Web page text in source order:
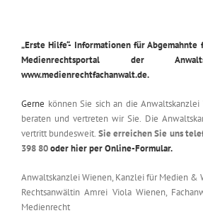
„Erste Hilfe“- Informationen für
Medienrechtsportal der
www.medienrechtfachanwalt.de.
Gerne können Sie sich an die
beraten und vertreten wir Sie. Die
vertritt bundesweit. Sie erreichen Sie uns
398 80oder hier per Online-Formular.
Anwaltskanzlei Wienen, Kanzlei für Medien &
Rechtsanwältin Amrei Viola Wienen,
Medienrecht